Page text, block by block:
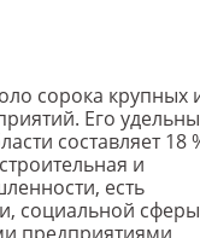
сорока крупных
Его
составляет 18
и
есть
социальной